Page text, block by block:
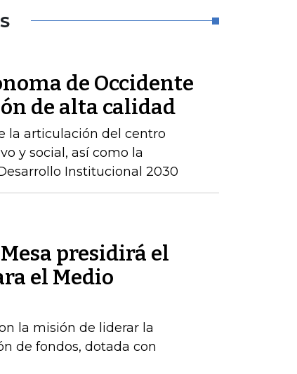
de Occidente
de alta calidad
la articulación del centro
y social, así como la
Institucional 2030
presidirá el
el Medio
la misión de liderar la
de fondos, dotada con